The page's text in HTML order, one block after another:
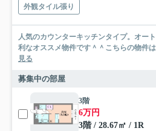
外観タイル張り
人気のカウンターキッチンタイプ。オー
利なオススメ物件です＾＾こちらの物件
見る
募集中の部屋
3階
6万円
3階 / 28.67㎡ / 1R